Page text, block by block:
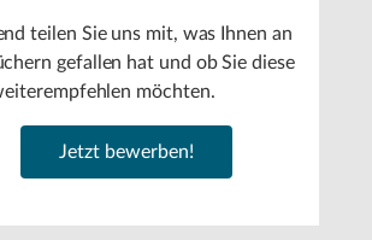
teilen Sie uns mit, was Ihnen an
gefallen hat und ob Sie diese
möchten.
Jetzt bewerben!